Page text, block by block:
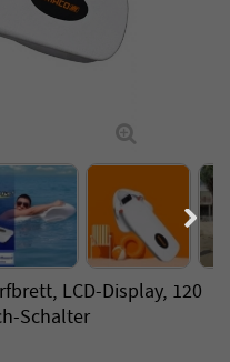
LCD-Display, 120
Schalter